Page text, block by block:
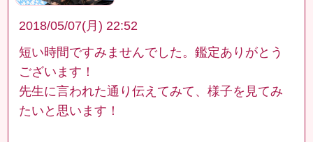
2018/05/07(月) 22:52
短い時間ですみませんでした。鑑定ありがとう
ございます！
先生に言われた通り伝えてみて、様子を見てみ
たいと思います！